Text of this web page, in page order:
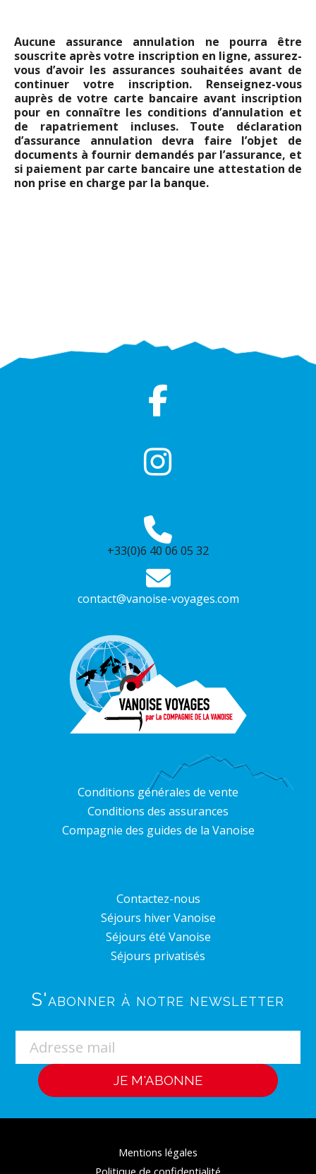
Aucune assurance annulation ne pourra être
souscrite après votre inscription en ligne, assurez-
vous d’avoir les assurances souhaitées avant de
continuer votre inscription. Renseignez-vous
auprès de votre carte bancaire avant inscription
pour en connaître les conditions d’annulation et
de rapatriement incluses. Toute déclaration
d’assurance annulation devra faire l’objet de
documents à fournir demandés par l’assurance, et
si paiement par carte bancaire une attestation de
non prise en charge par la banque.
+33(0)6 40 06 05 32
contact@vanoise-voyages.com
Conditions générales de vente
Conditions des assurances
Compagnie des guides de la Vanoise
Contactez-nous
Séjours hiver Vanoise
Séjours été Vanoise
Séjours privatisés
S'abonner à notre newsletter
Mentions légales
Politique de confidentialité